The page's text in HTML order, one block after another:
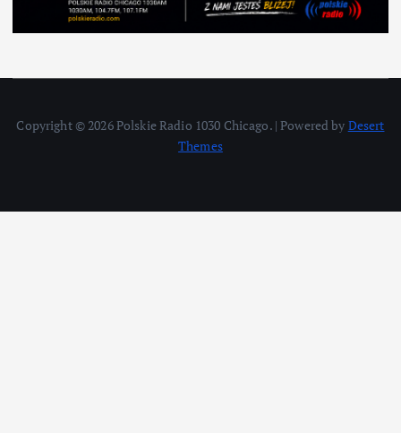
Copyright © 2026 Polskie Radio 1030 Chicago. | Powered by Desert
Themes